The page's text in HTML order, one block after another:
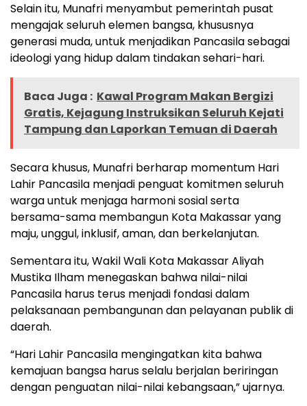
Selain itu, Munafri menyambut pemerintah pusat
mengajak seluruh elemen bangsa, khususnya
generasi muda, untuk menjadikan Pancasila sebagai
ideologi yang hidup dalam tindakan sehari-hari.
Baca Juga : Kawal Program Makan Bergizi
Gratis, Kejagung Instruksikan Seluruh Kejati
Tampung dan Laporkan Temuan di Daerah
Secara khusus, Munafri berharap momentum Hari
Lahir Pancasila menjadi penguat komitmen seluruh
warga untuk menjaga harmoni sosial serta
bersama-sama membangun Kota Makassar yang
maju, unggul, inklusif, aman, dan berkelanjutan.
Sementara itu, Wakil Wali Kota Makassar Aliyah
Mustika Ilham menegaskan bahwa nilai-nilai
Pancasila harus terus menjadi fondasi dalam
pelaksanaan pembangunan dan pelayanan publik di
daerah.
“Hari Lahir Pancasila mengingatkan kita bahwa
kemajuan bangsa harus selalu berjalan beriringan
dengan penguatan nilai-nilai kebangsaan,” ujarnya.